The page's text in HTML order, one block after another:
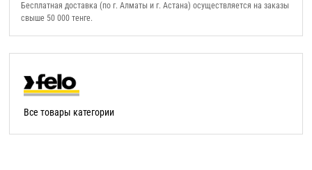
Бесплатная доставка (по г. Алматы и г. Астана) осуществляется на заказы
свыше 50 000 тенге.
Все товары категории